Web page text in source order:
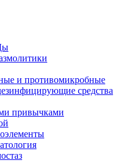
и противомикробные
средства
привычками